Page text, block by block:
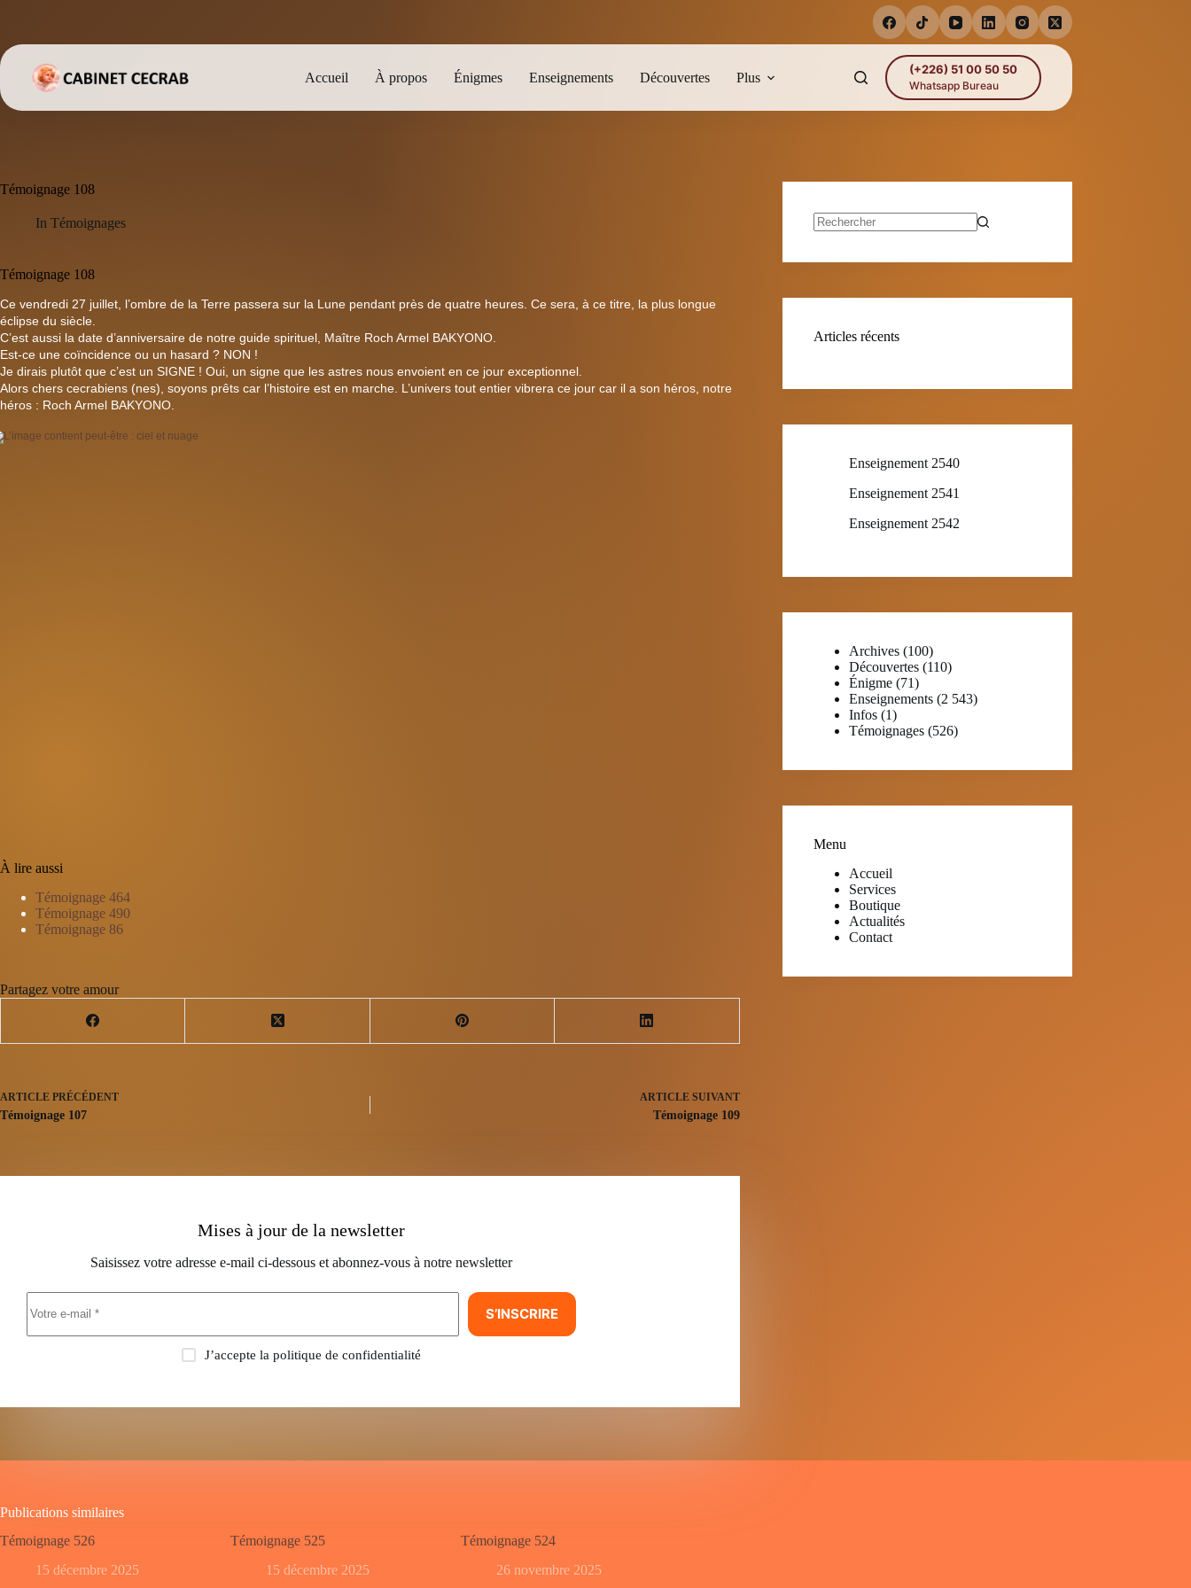
Accueil À propos Énigmes Enseignements Découvertes Plus
(+226) 51 00 50 50
Whatsapp Bureau
Témoignage 108
In Témoignages
Témoignage 108
Ce vendredi 27 juillet, l’ombre de la Terre passera sur la Lune pendant près de quatre heures. Ce sera, à ce titre, la plus longue
éclipse du siècle.
C’est aussi la date d’anniversaire de notre guide spirituel, Maître Roch Armel BAKYONO.
Est-ce une coïncidence ou un hasard ? NON !
Je dirais plutôt que c’est un SIGNE ! Oui, un signe que les astres nous envoient en ce jour exceptionnel.
Alors chers cecrabiens (nes), soyons prêts car l’histoire est en marche. L’univers tout entier vibrera ce jour car il a son héros, notre
héros : Roch Armel BAKYONO.
À lire aussi
Témoignage 464
Témoignage 490
Témoignage 86
Partagez votre amour
ARTICLE PRÉCÉDENT
Témoignage 107
ARTICLESUIVANT
Témoignage 109
Mises à jour de la newsletter
Saisissez votre adresse e-mail ci-dessous et abonnez-vous à notre newsletter
S’INSCRIRE
J’accepte la politique de confidentialité
Articles récents
Enseignement 2540
Enseignement 2541
Enseignement 2542
Archives (100)
Découvertes (110)
Énigme (71)
Enseignements (2 543)
Infos (1)
Témoignages (526)
Menu
Accueil
Services
Boutique
Actualités
Contact
Publications similaires
Témoignage 526
15 décembre 2025
Témoignage 525
15 décembre 2025
Témoignage 524
26 novembre 2025